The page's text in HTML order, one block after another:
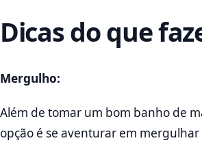
Dicas do que
Mergulho:
Além de tomar um bom banho de
opção é se aventurar em